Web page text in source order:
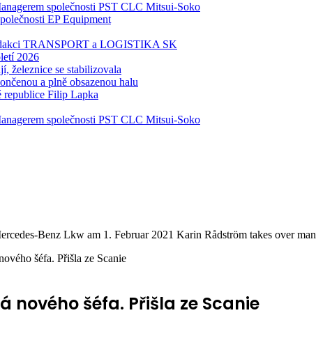
společnosti PST CLC Mitsui-Soko
EP Equipment
TRANSPORT a LOGISTIKA SK
2026
železnice se stabilizovala
a plně obsazenou halu
republice Filip Lapka
společnosti PST CLC Mitsui-Soko
Benz Lkw am 1. Februar 2021 Karin Rådström takes over
šéfa. Přišla ze Scanie
nového šéfa. Přišla ze Scanie